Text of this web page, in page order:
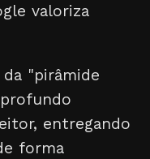
valoriza
"pirâmide
entregando
forma